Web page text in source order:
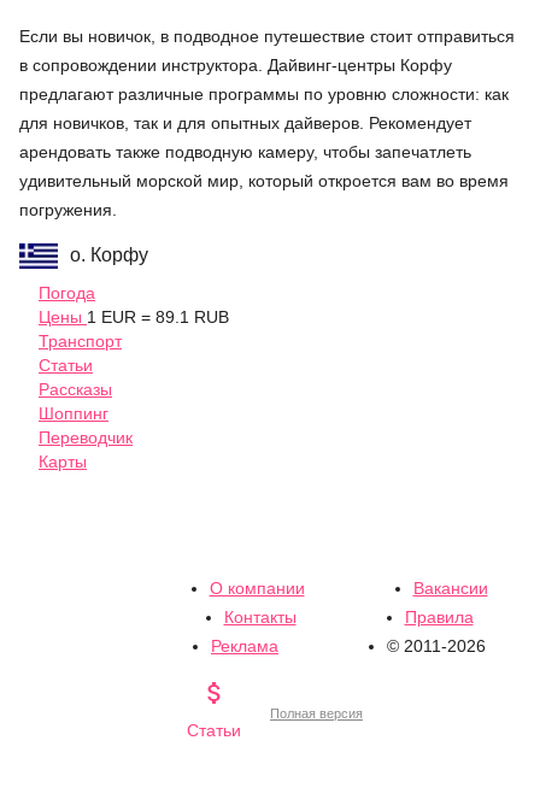
Если вы новичок, в подводное путешествие стоит отправиться
в сопровождении инструктора. Дайвинг-центры Корфу
предлагают различные программы по уровню сложности: как
для новичков, так и для опытных дайверов. Рекомендует
арендовать также подводную камеру, чтобы запечатлеть
удивительный морской мир, который откроется вам во время
погружения.
о. Корфу
Погода
Цены 1 EUR = 89.1 RUB
Транспорт
Статьи
Рассказы
Шоппинг
Переводчик
Карты
О компании
Вакансии
Контакты
Правила
Реклама
© 2011-2026

Статьи
Полная версия